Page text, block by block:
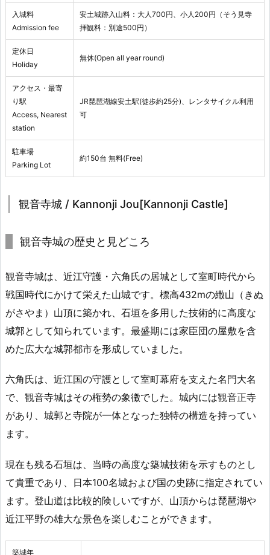
入城料
Admission fee
安土城跡入山料：大人700円、小人200円（そう見寺
拝観料：別途500円）
定休日
Holiday
無休(Open all year round)
アクセス・最寄
り駅
Access, Nearest
station
JR琵琶湖線安土駅(徒歩約25分)、レンタサイクル利用
可
駐車場
Parking Lot
約150台 無料(Free)
観音寺城 / Kannonji Jou[Kannonji Castle]
観音寺城の歴史と見どころ
観音寺城は、近江守護・六角氏の居城として室町時代から
戦国時代にかけて栄えた山城です。標高432mの繖山（きぬ
がさやま）山頂に築かれ、石垣を多用した技術的に高度な
城郭として知られています。最盛期には家臣団の屋敷を含
めた広大な城郭都市を形成していました。
六角氏は、近江国の守護として室町幕府を支えた名門大名
で、観音寺城はその権勢の象徴でした。城内には観音正寺
があり、城郭と寺院が一体となった独特の構造を持ってい
ます。
現在も残る石垣は、当時の高度な築城技術を示すものとし
て貴重であり、日本100名城および国の史跡に指定されてい
ます。登山道は比較的険しいですが、山頂からは琵琶湖や
近江平野の雄大な景色を楽しむことができます。
築城年